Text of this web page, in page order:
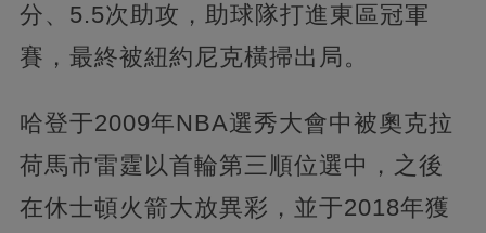
分、5.5次助攻，助球隊打進東區冠軍
賽，最終被紐約尼克橫掃出局。
哈登于2009年NBA選秀大會中被奧克拉
荷馬市雷霆以首輪第三順位選中，之後
在休士頓火箭大放異彩，並于2018年獲